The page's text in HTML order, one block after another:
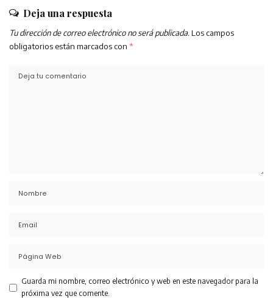
Deja una respuesta
Tu dirección de correo electrónico no será publicada. Los campos
obligatorios están marcados con *
Guarda mi nombre, correo electrónico y web en este navegador para la
próxima vez que comente.